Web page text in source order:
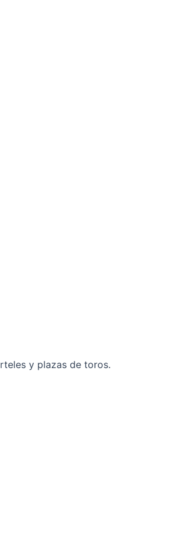
y plazas de toros.